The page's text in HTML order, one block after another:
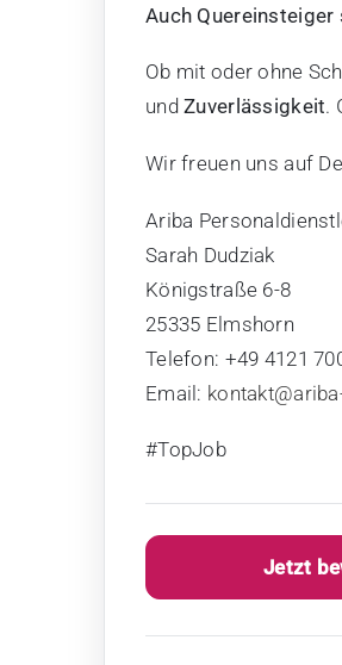
Auch
Ob mit oder ohne
undZuverlässigkeit.
Wir freuen uns auf
Ariba
Sarah Dudziak
Königstraße 6-8
25335 Elmshorn
Telefon: +49 4121
Email:
#TopJob
Jetzt